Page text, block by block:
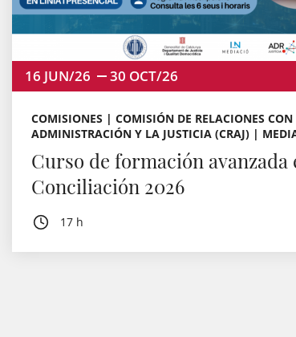
16 JUN/26 30 OCT/26
COMISIONES | COMISIÓN DE RELACIONES
ADMINISTRACIÓN Y LA JUSTICIA (CRAJ) |
Curso de formación avanzada
Conciliación 2026
17 h